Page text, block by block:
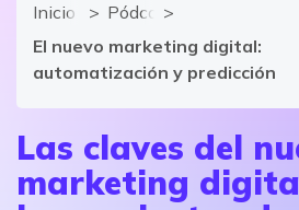
Inicio
Pódcast Dale Play al
El nuevo marketing digital:
automatización y predicción
Las claves del
marketing